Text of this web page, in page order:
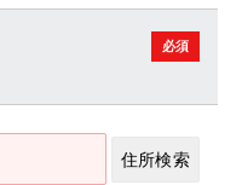
住所検索